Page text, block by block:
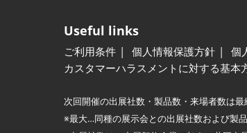
Useful links
ご利用条件 個人情報保護方針 個
カスタマーハラスメントに対する基本
次回開催の出展社数・製品数・来場者数は
※最大…同種の展示会との出展社数および製品